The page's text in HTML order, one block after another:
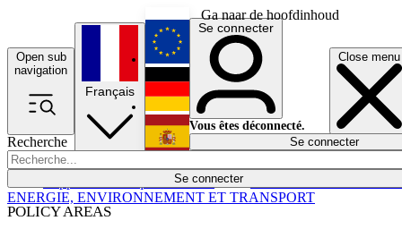
Ga naar de hoofdinhoud
Open sub
navigation
Close menu
Recherche
Se connecter
POLICY AREAS
Économie
Français
English
Deutsch
Español
Se connecter
Vous êtes déconnecté.
Se connecter
ENERGIE, ENVIRONNEMENT ET TRANSPORT